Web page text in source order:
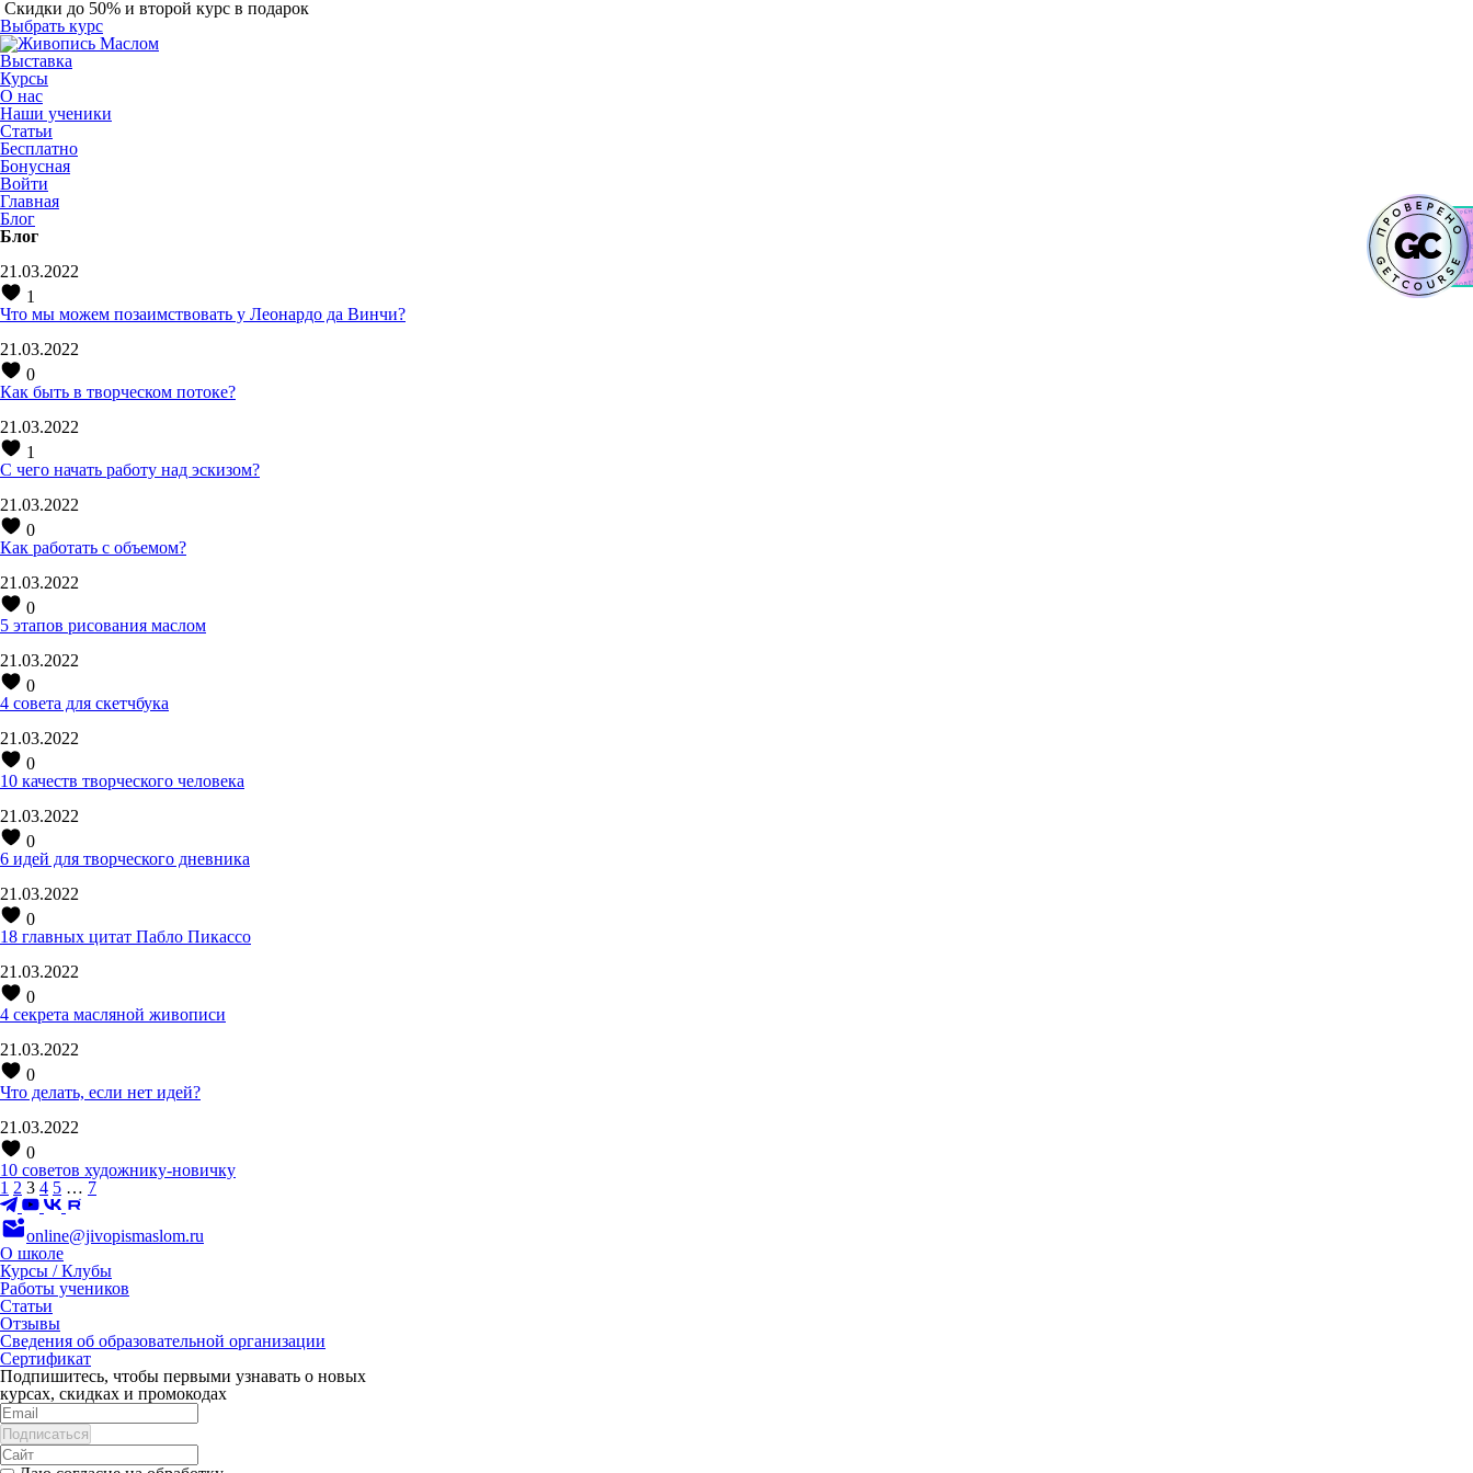
Скидки до 50% и второй курс в подарок
Выбрать курс
Выставка
Курсы
О нас
Наши ученики
Статьи
Бесплатно
Бонусная
Войти
Главная
Блог
Блог
21.03.2022
1
Что мы можем позаимствовать у Леонардо да Винчи?
21.03.2022
0
Как быть в творческом потоке?
21.03.2022
1
С чего начать работу над эскизом?
21.03.2022
0
Как работать с объемом?
21.03.2022
0
5 этапов рисования маслом
21.03.2022
0
4 совета для скетчбука
21.03.2022
0
10 качеств творческого человека
21.03.2022
0
6 идей для творческого дневника
21.03.2022
0
18 главных цитат Пабло Пикассо
21.03.2022
0
4 секрета масляной живописи
21.03.2022
0
Что делать, если нет идей?
21.03.2022
0
10 советов художнику-новичку
1 2 3 4 5 … 7
online@jivopismaslom.ru
О школе
Курсы / Клубы
Работы учеников
Статьи
Отзывы
Сведения об образовательной организации
Сертификат
Подпишитесь, чтобы первыми узнавать о новых
курсах, скидках и промокодах